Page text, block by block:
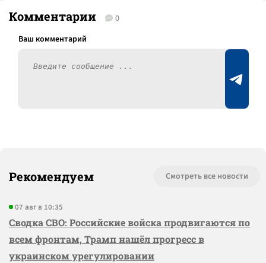
Комментарии 0
Рекомендуем Смотреть все новости
07 авг в 10:35
Сводка СВО: Российские войска продвигаются по
всем фронтам, Трамп нашёл прогресс в
украинском урегулировании